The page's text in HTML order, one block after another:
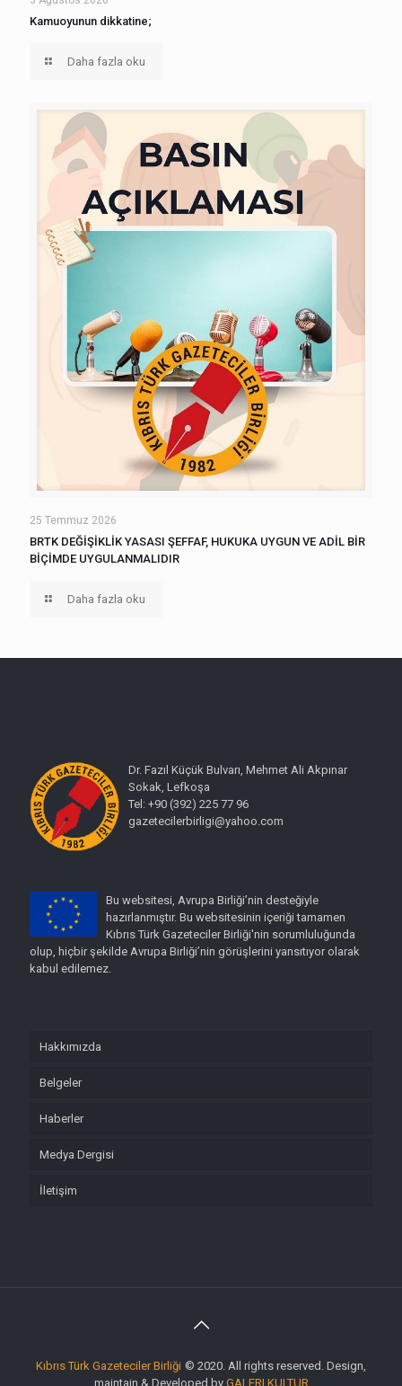
Kamuoyunun dikkatine;
Daha fazla oku
25 Temmuz 2026
BRTK DEĞİŞİKLİK YASASI ŞEFFAF, HUKUKA UYGUN VE ADİL BİR
BİÇİMDE UYGULANMALIDIR
Daha fazla oku
Dr. Fazıl Küçük Bulvarı, Mehmet Ali Akpınar
Sokak, Lefkoşa
Tel: +90 (392) 225 77 96
gazetecilerbirligi@yahoo.com
Bu websitesi, Avrupa Birliği’nin desteğiyle
hazırlanmıştır. Bu websitesinin içeriği tamamen
Kıbrıs Türk Gazeteciler Birliği'nin sorumluluğunda
olup, hiçbir şekilde Avrupa Birliği’nin görüşlerini yansıtıyor olarak
kabul edilemez.
Hakkımızda
Belgeler
Haberler
Medya Dergisi
İletişim
Kıbrıs Türk Gazeteciler Birliği © 2020. All rights reserved. Design,
maintain & Developed by GALERI KULTUR